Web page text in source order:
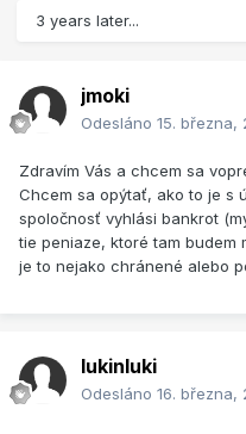
3 years later...
jmoki
Odesláno 15. března,
Zdravím Vás a chcem sa
Chcem sa opýtať, ako to je s
spoločnosť vyhlási bankrot
tie peniaze, ktoré tam budem
je to nejako chránené alebo
lukinluki
Odesláno 16. března,